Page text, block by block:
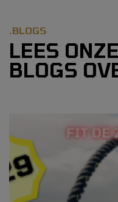
.BLOGS
LEES
BLOGS